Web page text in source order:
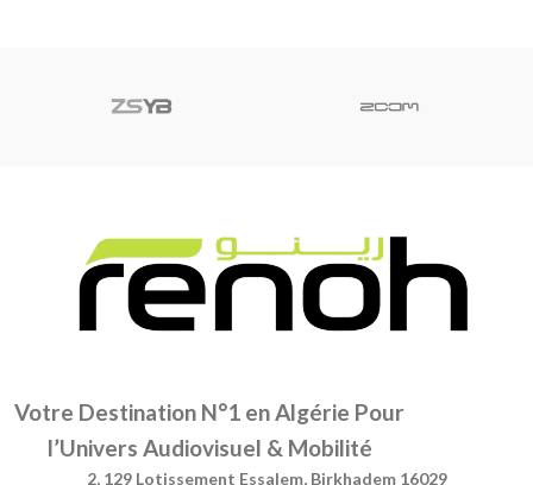
Votre Destination N°1 en Algérie Pour
l’Univers Audiovisuel & Mobilité
2, 129 Lotissement Essalem, Birkhadem 16029